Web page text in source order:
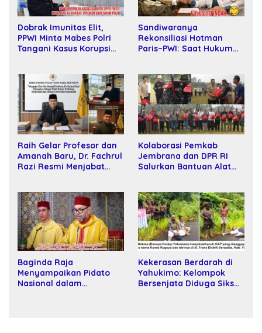
Dobrak Imunitas Elit,
PPWI Minta Mabes Polri
Tangani Kasus Korupsi
Sandiwaranya
Rekonsiliasi Hotman
Paris–PWI: Saat Hukum
Raih Gelar Profesor dan
Amanah Baru, Dr. Fachrul
Razi Resmi Menjabat
Kolaborasi Pemkab
Jembrana dan DPR RI
Salurkan Bantuan Alat
Baginda Raja
Menyampaikan Pidato
Nasional dalam
Kekerasan Berdarah di
Yahukimo: Kelompok
Bersenjata Diduga Siksa